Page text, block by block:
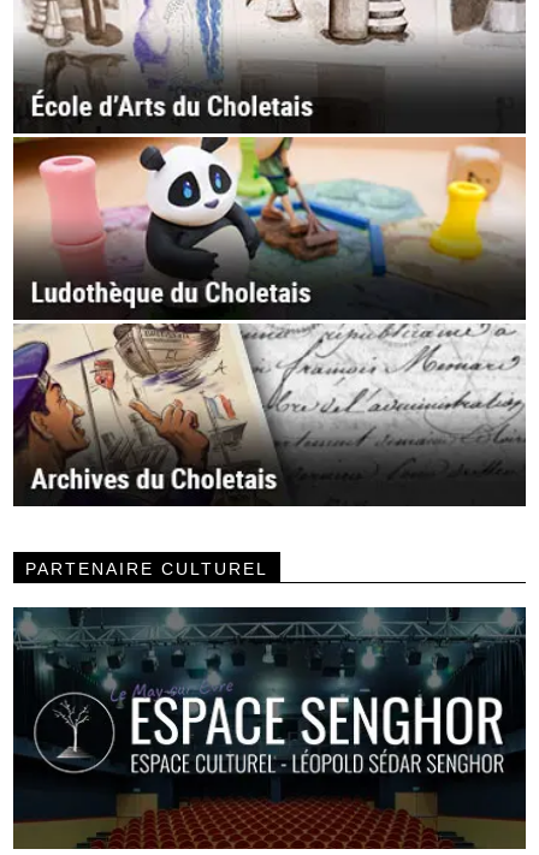
PARTENAIRE CULTUREL